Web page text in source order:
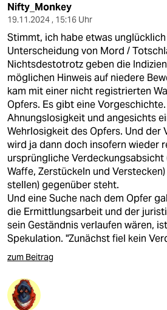
veranstaltungen
shop
fragen & hilfe
unterstützen
abo
genossenschaft
epaper login
Nifty_Monkey
19.11.2024 , 15:16 Uhr
Stimmt, ich habe etwas
Unterscheidung von Mord /
Nichtsdestotrotz geben die
möglichen Hinweis auf niedere
kam mit einer nicht registrierten
Opfers. Es gibt eine
Ahnungslosigkeit und angesichts
Wehrlosigkeit des Opfers. Und der
wird ja dann doch insofern wieder
ursprüngliche
Waffe, Zerstückeln und
stellen) gegenüber steht.
Und eine Suche nach dem Opfer
die Ermittlungsarbeit und der
sein Geständnis verlaufen wären,
Spekulation. "Zunächst fiel kein
zum Beitrag